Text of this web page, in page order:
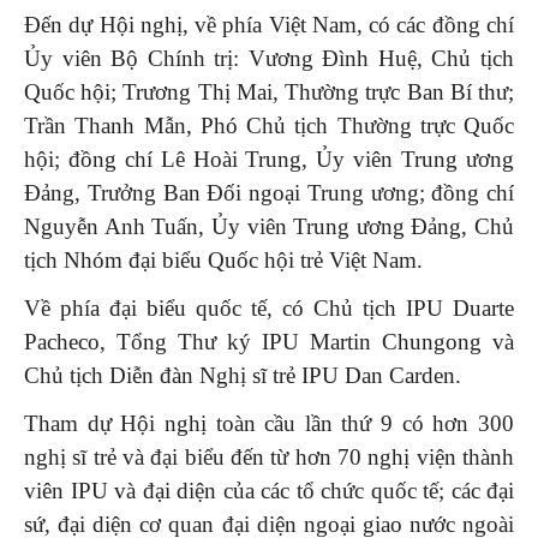
Đến dự Hội nghị, về phía Việt Nam, có các đồng chí
Ủy viên Bộ Chính trị: Vương Đình Huệ, Chủ tịch
Quốc hội; Trương Thị Mai, Thường trực Ban Bí thư;
Trần Thanh Mẫn, Phó Chủ tịch Thường trực Quốc
hội; đồng chí Lê Hoài Trung, Ủy viên Trung ương
Đảng, Trưởng Ban Đối ngoại Trung ương; đồng chí
Nguyễn Anh Tuấn, Ủy viên Trung ương Đảng, Chủ
tịch Nhóm đại biểu Quốc hội trẻ Việt Nam.
Về phía đại biểu quốc tế, có Chủ tịch IPU Duarte
Pacheco, Tổng Thư ký IPU Martin Chungong và
Chủ tịch Diễn đàn Nghị sĩ trẻ IPU Dan Carden.
Tham dự Hội nghị toàn cầu lần thứ 9 có hơn 300
nghị sĩ trẻ và đại biểu đến từ hơn 70 nghị viện thành
viên IPU và đại diện của các tổ chức quốc tế; các đại
sứ, đại diện cơ quan đại diện ngoại giao nước ngoài